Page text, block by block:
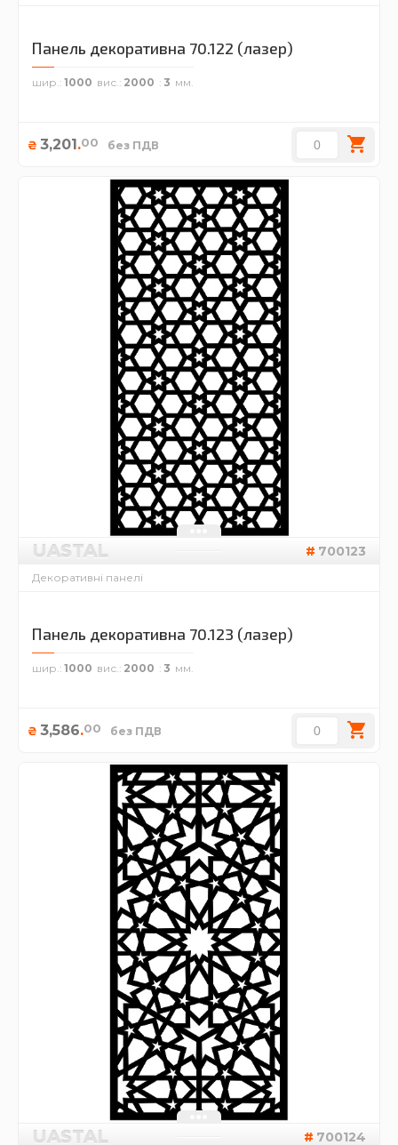
Панель декоративна 70.122 (лазер)
шир. 1000 вис. 2000 3
₴ 3,201.00 без ПДВ
UASTAL 700123
Декоративні панелі
Панель декоративна 70.123 (лазер)
шир. 1000 вис. 2000 3
₴ 3,586.00 без ПДВ
UASTAL 700124